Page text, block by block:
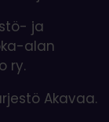
ja
alan
ry.
Akavaa.